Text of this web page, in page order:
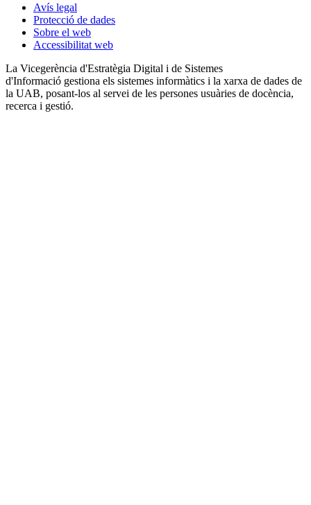
Avís legal
Protecció de dades
Sobre el web
Accessibilitat web
La Vicegerència d'Estratègia Digital i de Sistemes
d'Informació gestiona els sistemes informàtics i la xarxa de dades de
la UAB, posant-los al servei de les persones usuàries de docència,
recerca i gestió.